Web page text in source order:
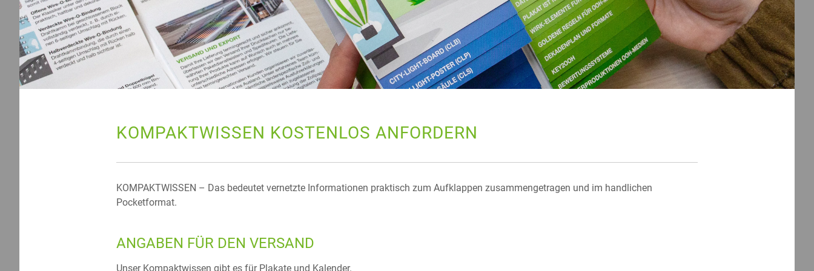
KOMPAKTWISSEN KOSTENLOS ANFORDERN
KOMPAKTWISSEN – Das bedeutet vernetzte Informationen praktisch zum Aufklappen zusammengetragen und im handlichen
Pocketformat.
ANGABEN FÜR DEN VERSAND
Unser Kompaktwissen gibt es für Plakate und Kalender.